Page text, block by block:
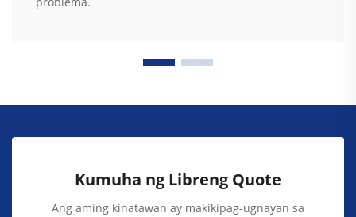
Kumuha ng Libreng Quote
Ang aming kinatawan ay makikipag-ugnayan sa